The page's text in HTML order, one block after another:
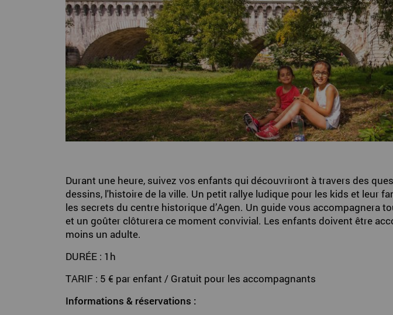
Durant une heure, suivez vos enfants qui découvriront à travers des
dessins, l'histoire de la ville. Un petit rallye ludique pour les kids et leur
les secrets du centre historique d’Agen. Un guide vous accompagnera
et un goûter clôturera ce moment convivial. Les enfants doivent être
moins un adulte.
DURÉE : 1h
TARIF : 5 € par enfant / Gratuit pour les accompagnants
Informations & réservations :